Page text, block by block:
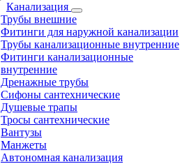
Канализация
Трубы внешние
Фитинги для наружной канализации
Трубы канализационные внутренние
Фитинги канализационные
внутренние
Дренажные трубы
Сифоны сантехнические
Душевые трапы
Тросы сантехнические
Вантузы
Манжеты
Автономная канализация